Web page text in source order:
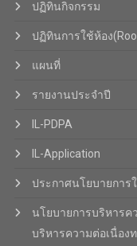
ปฏิทินกิจกรรม
ปฏิทินการใช้ห้อง
แผนที่
รายงานประจำปี
IL-PDPA
IL-Application
ประกาศนโยบายกา
นโยบายการบริหารค
บริหารความต่อเนื่อง